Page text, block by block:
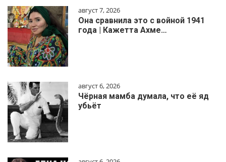
август 7, 2026
Она сравнила это с войной 1941
года | Кажетта Ахме…
август 6, 2026
Чёрная мамба думала, что её яд
убьёт